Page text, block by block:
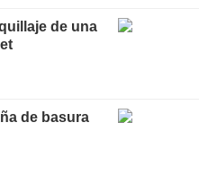
de una
de basura